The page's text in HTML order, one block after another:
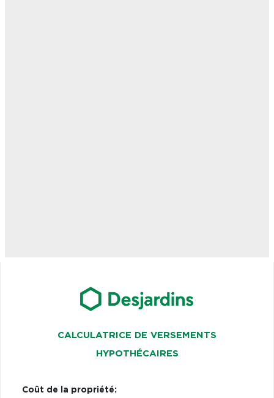
CALCULATRICE DE VERSEMENTS
HYPOTHÉCAIRES
Coût de la propriété: